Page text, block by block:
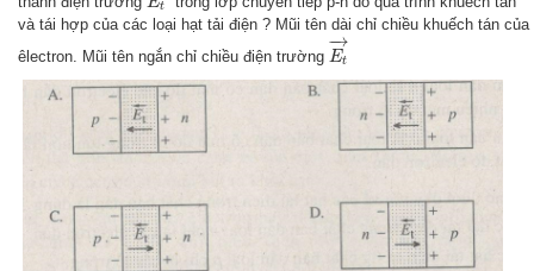
t
và tái hợp của các loại hạt tải điện ? Mũi tên dài chỉ chiều khuếch tán của
êlectron. Mũi tên ngắn chỉ chiều điện trường
−
→
Et
Et→